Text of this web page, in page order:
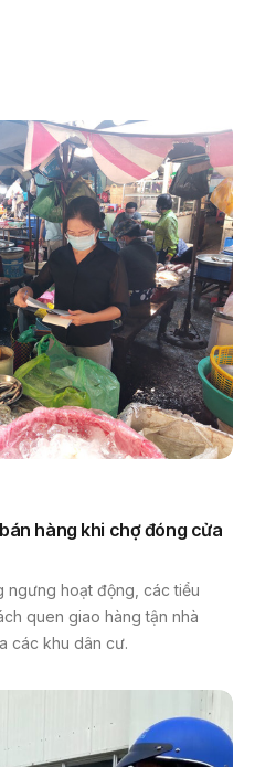
hàng khi chợ đóng cửa
ngưng hoạt động, các tiểu
quen giao hàng tận nhà
các khu dân cư.